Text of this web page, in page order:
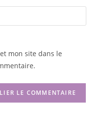
mon site dans le